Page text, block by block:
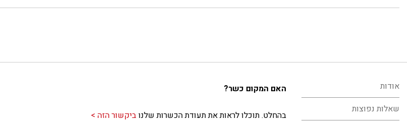
אודות
שאלות נפוצות
האם המקום כשר?
בהחלט. תוכלו לראות את תעודת הכשרות שלנוביקשור הזה >